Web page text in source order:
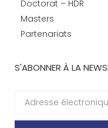
Doctorat – HDR
Masters
Partenariats
S'ABONNER À LA